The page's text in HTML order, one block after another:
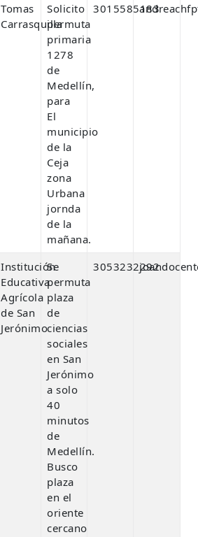
Tomas
Carrasquilla
Solicito
permuta
primaria
1278
de
Medellín,
para
El
municipio
de la
Ceja
zona
Urbana
jornda
de la
mañana.
3015585183
Institución
Educativa
Agrícola
de San
Jerónimo
Se
permuta
plaza
de
ciencias
sociales
en San
Jerónimo
a solo
40
minutos
de
Medellín.
Busco
plaza
en el
oriente
cercano
3053232292